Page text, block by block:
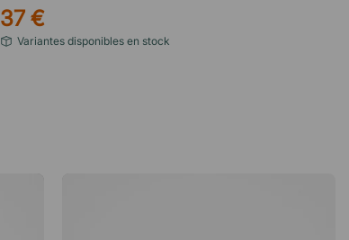
37 €
Variantes disponibles en stock